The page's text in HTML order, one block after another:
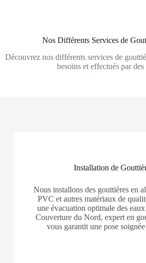
Nos Différents Services de
Découvrez nos différents services de
besoins et effectués par des
Installation de
Nous installons des gouttières en
PVC et autres matériaux de
une évacuation optimale des
Couverture du Nord, expert en
vous garantit une pose